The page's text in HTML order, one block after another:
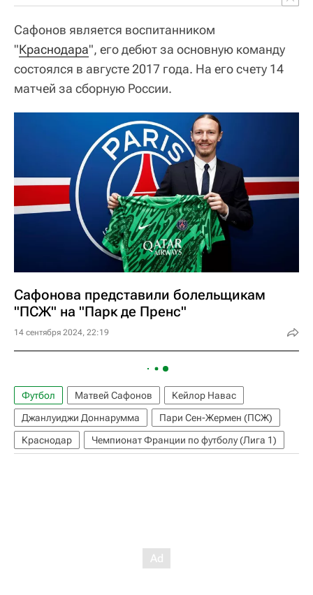
Сафонов является воспитанником
"Краснодара", его дебют за основную команду
состоялся в августе 2017 года. На его счету 14
матчей за сборную России.
Сафонова представили болельщикам
"ПСЖ" на "Парк де Пренс"
14 сентября 2024, 22:19
Футбол Матвей Сафонов
Кейлор Навас
Джанлуиджи Доннарумма
Пари Сен-Жермен (ПСЖ)
Краснодар
Чемпионат Франции по футболу (Лига 1)